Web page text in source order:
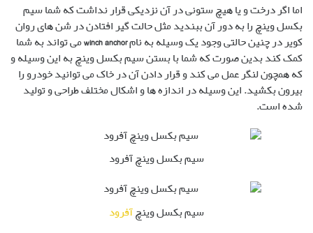
اما اگر درخت و یا هیچ ستونی در آن نزدیکی قرار نداشت که شما سیم
بکسل وینچ را به دور آن ببندید مثل حالت گیر افتادن در شن های روان
کویر در چنین حالتی وجود یک وسیله به نامwinch anchor
می تواند به شما
کمک کند بدین صورت که شما با بستن سیم بکسل وینچ به این وسیله و
که همچون لنگر عمل می کند و قرار دادن آن در خاک می توانید خودرو را
بیرون بکشید. این وسیله در اندازه ها و اشکال مختلف طراحی و تولید
شده است.
سیم بکسل وینچ آفرود
سیم بکسل وینچآفرود